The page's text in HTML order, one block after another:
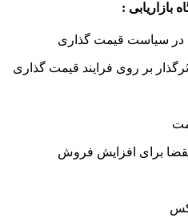
بازاریابی :
در سیاست قیمت گذاری
بر روی فرایند قیمت گذاری
برای افزایش فروش